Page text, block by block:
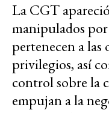
La CGT
manipulados
pertenecen a las
privilegios, así
control sobre la
empujan a la